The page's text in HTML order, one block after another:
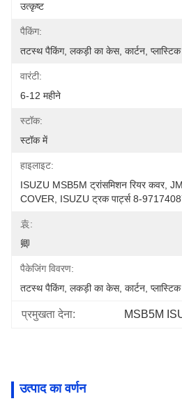
उत्कृष्ट
पैकिंग:
तटस्थ पैकिंग, लकड़ी का केस, कार्टन,
वारंटी:
6-12 महीने
स्टॉक:
स्टॉक में
हाइलाइट:
ISUZU MSB5M ट्रांसमिशन रियर कवर,
COVER, ISUZU ट्रक पार्ट्स 8-
袁:
卿
पैकेजिंग विवरण:
तटस्थ पैकिंग, लकड़ी का केस, कार्टन,
प्रमुखता देना: MSB5M
उत्पाद का वर्णन